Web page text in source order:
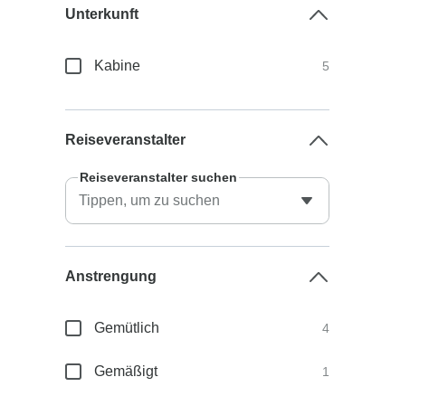
Unterkunft
Kabine 5
Reiseveranstalter
Reiseveranstalter suchen
Anstrengung
Gemütlich 4
Gemäßigt 1